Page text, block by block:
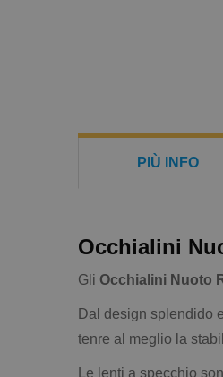
PIÙ INFO
Occhialini
Gli Occhialini Nuoto
Dal design splendido
tenre al meglio la
Le lenti a specchio